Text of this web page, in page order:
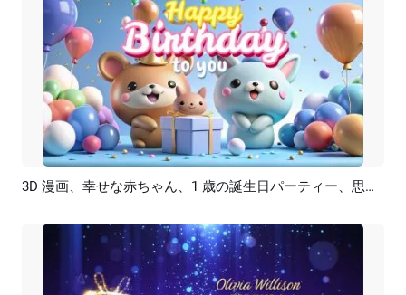
プレビュー AI再生成 3D 漫画、幸せな赤ちゃん、1 歳の誕生日パーティー、思い出の写真、コラージュ、スライドショー